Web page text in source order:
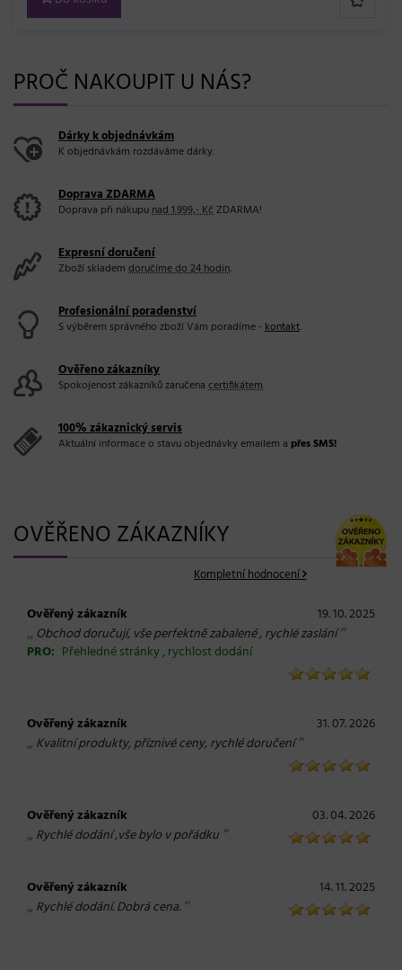
PROČ NAKOUPIT U NÁS?
Dárky k objednávkám
K objednávkám rozdáváme dárky.
Doprava ZDARMA
Doprava při nákupunad 1.999,- KčZDARMA!
Expresní doručení
Zboží skladem doručíme do 24 hodin.
Profesionální poradenství
S výběrem správného zboží Vám poradíme -kontakt.
Ověřeno zákazníky
Spokojenost zákazníků zaručena certifikátem.
100% zákaznický servis
Aktuální informace o stavu objednávky emailem a přes SMS!
OVĚŘENO ZÁKAZNÍKY
Kompletní hodnocení
Ověřený zákazník 19. 10. 2025
„ Obchod doručují, vše perfektně zabalené , rychlé zaslání“
PRO: Přehledné stránky , rychlost dodání
Ověřený zákazník 31. 07. 2026
„ Kvalitní produkty, příznivé ceny, rychlé doručení“
Ověřený zákazník 03. 04. 2026
„ Rychlé dodání ,vše bylo v pořádku “
Ověřený zákazník 14. 11. 2025
„ Rychlé dodání. Dobrá cena. “